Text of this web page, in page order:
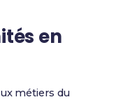
en
métiers du